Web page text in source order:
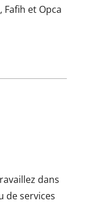
Fafih et Opca
dans
de services